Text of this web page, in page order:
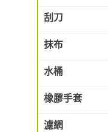
刮刀
抹布
水桶
橡膠手套
濾網